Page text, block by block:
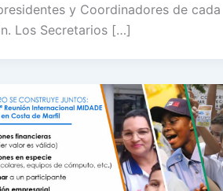
y Coordinadores de cada
Los Secretarios […]